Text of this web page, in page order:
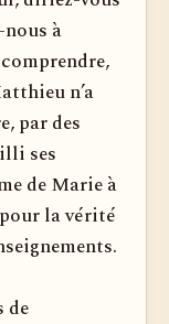
à
n’a
par des
ses
de Marie à
la vérité
de